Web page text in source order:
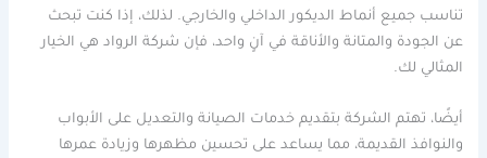
تناسب جميع أنماط الديكور الداخلي والخارجي. لذلك، إذا كنت تبحث
عن الجودة والمتانة والأناقة في آنٍ واحد، فإن شركة الرواد هي الخيار
المثالي لك.
أيضًا، تهتم الشركة بتقديم خدمات الصيانة والتعديل على الأبواب
والنوافذ القديمة، مما يساعد على تحسين مظهرها وزيادة عمرها